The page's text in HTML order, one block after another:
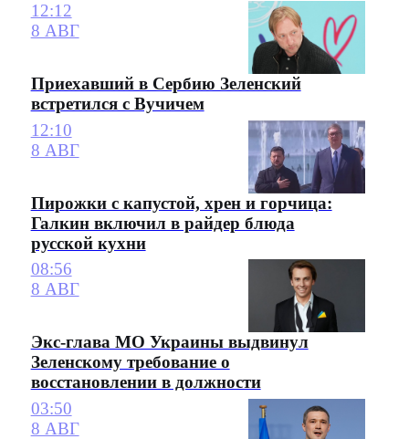
12:12
8 АВГ
Приехавший в Сербию Зеленский
встретился с Вучичем
12:10
8 АВГ
Пирожки с капустой, хрен и горчица:
Галкин включил в райдер блюда
русской кухни
08:56
8 АВГ
Экс-глава МО Украины выдвинул
Зеленскому требование о
восстановлении в должности
03:50
8 АВГ